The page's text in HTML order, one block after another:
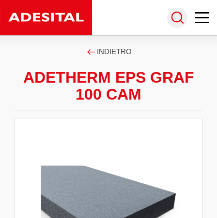
INDIETRO
ADETHERM EPS GRAF
100 CAM